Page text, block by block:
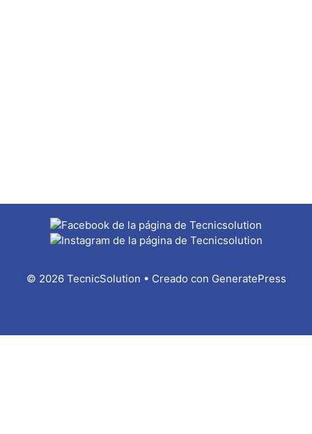
© 2026 TecnicSolution • Creado con GeneratePress